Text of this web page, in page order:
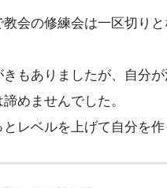
教会の修練会は一区切り
きもありましたが、自分
めませんでした。
レベルを上げて自分を作